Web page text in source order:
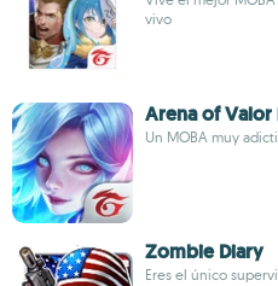
vivo
Arena of Valor
Un MOBA muy
Zombie Diary
Eres el único